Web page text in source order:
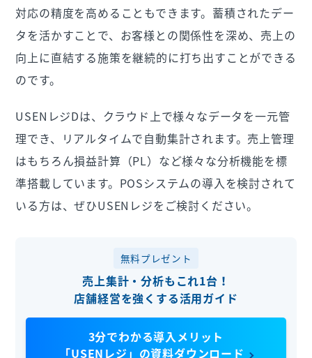
対応の精度を高めることもできます。蓄積されたデー
タを活かすことで、お客様との関係性を深め、売上の
向上に直結する施策を継続的に打ち出すことができる
のです。
USENレジDは、クラウド上で様々なデータを一元管
理でき、リアルタイムで自動集計されます。売上管理
はもちろん損益計算（PL）など様々な分析機能を標
準搭載しています。POSシステムの導入を検討されて
いる方は、ぜひUSENレジをご検討ください。
無料プレゼント
売上集計・分析もこれ1台！
店舗経営を強くする活用ガイド
3分でわかる導入メリット
「USENレジ」の資料ダウンロード